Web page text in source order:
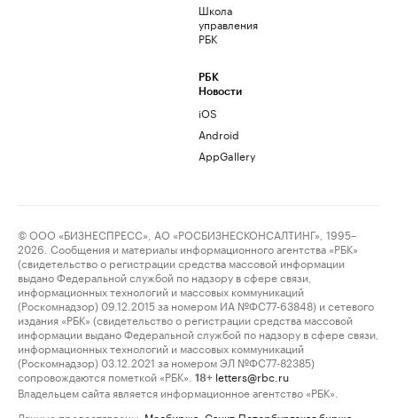
Школа
управления
РБК
РБК
Новости
iOS
Android
AppGallery
© ООО «БИЗНЕСПРЕСС», АО «РОСБИЗНЕСКОНСАЛТИНГ», 1995–
2026. Сообщения и материалы информационного агентства «РБК»
(свидетельство о регистрации средства массовой информации
выдано Федеральной службой по надзору в сфере связи,
информационных технологий и массовых коммуникаций
(Роскомнадзор) 09.12.2015 за номером ИА №ФС77-63848) и сетевого
издания «РБК» (свидетельство о регистрации средства массовой
информации выдано Федеральной службой по надзору в сфере связи,
информационных технологий и массовых коммуникаций
(Роскомнадзор) 03.12.2021 за номером ЭЛ №ФС77-82385)
сопровождаются пометкой «РБК».
18+ letters@rbc.ru
Владельцем сайта является информационное агентство «РБК».